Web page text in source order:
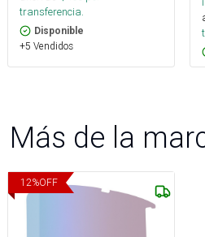
transferencia.
Disponible
+5 Vendidos
Más de la
12%OFF